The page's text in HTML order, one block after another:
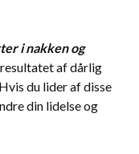
i nakken og
af dårlig
du lider af disse
din lidelse og